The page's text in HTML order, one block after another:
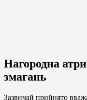
Нагородна
змагань
Зазвичай прийнято